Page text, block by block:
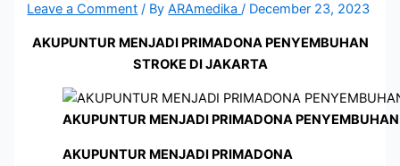
Leave a Comment / ByARAmedika/ December 23, 2023
AKUPUNTUR MENJADI PRIMADONA PENYEMBUHAN
STROKE DI JAKARTA
AKUPUNTUR MENJADI PRIMADONA
AKUPUNTUR MENJADI PRIMADONA